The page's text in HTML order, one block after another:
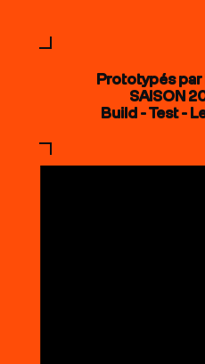
Prototypés par
SAISON
Build - Test -